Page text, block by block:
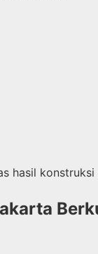
hasil